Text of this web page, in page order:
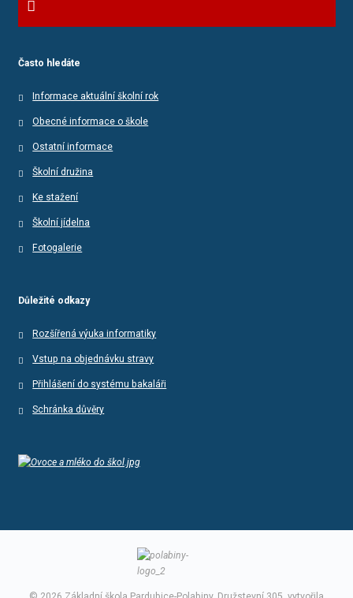
Často hledáte
Informace aktuální školní rok
Obecné informace o škole
Ostatní informace
Školní družina
Ke stažení
Školní jídelna
Fotogalerie
Důležité odkazy
Rozšířená výuka informatiky
Vstup na objednávku stravy
Přihlášení do systému bakaláři
Schránka důvěry